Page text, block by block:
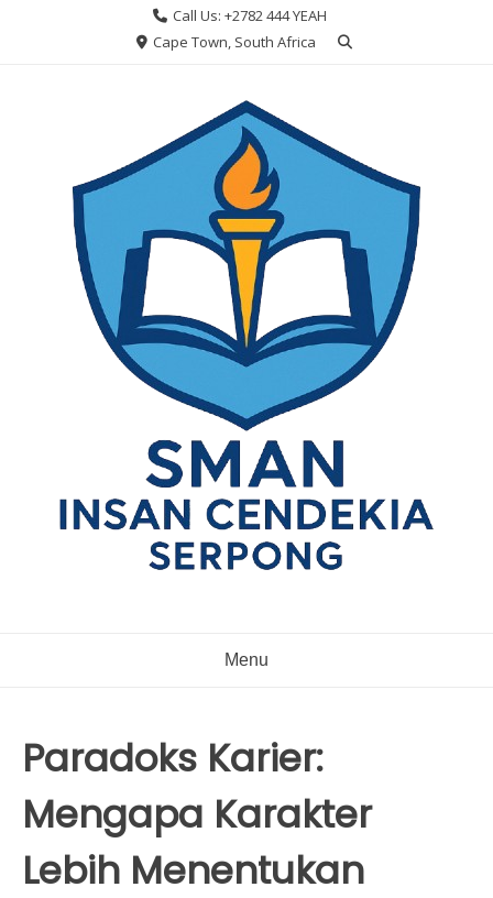
Call Us: +2782 444 YEAH
Cape Town, South Africa
Menu
Paradoks Karier:
Mengapa Karakter
Lebih Menentukan